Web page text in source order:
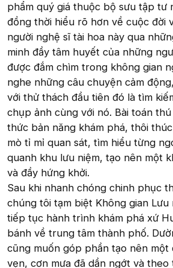
phẩm quý giá thuộc bộ sưu tập tư
đồng thời hiểu rõ hơn về cuộc đời
người nghệ sĩ tài hoa này qua
minh đầy tâm huyết của những
được đắm chìm trong không gian
nghe những câu chuyện cảm
với thử thách đầu tiên đó là tìm
chụp ảnh cùng với nó. Bài toán
thức bản năng khám phá, thôi
mò tỉ mỉ quan sát, tìm hiểu từng
quanh khu lưu niệm, tạo nên một
và đầy hứng khởi.
Sau khi nhanh chóng chinh phục
chúng tôi tạm biệt Không gian Lưu
tiếp tục hành trình khám phá xứ
bánh về trung tâm thành phố.
cũng muốn góp phần tạo nên một
vẹn, cơn mưa đã dần ngớt và